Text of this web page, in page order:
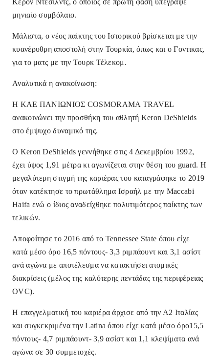
μηνιαίο συμβόλαιο.
Μάλιστα, ο νέος παίκτης του Ιστορικού βρίσκεται με την
κυανέρυθρη αποστολή στην Τουρκία, όπως και ο Γοντικας,
για το ματς με την Τουρκ Τέλεκομ.
Αναλυτικά η ανακοίνωση:
Η ΚΑΕ ΠΑΝΙΩΝΙΟΣ COSMORAMA TRAVEL
ανακοινώνει την προσθήκη του αθλητή Keron DeShields
στο έμψυχο δυναμικό της.
Ο Keron DeShields γεννήθηκε στις 4 Δεκεμβρίου 1992,
έχει ύψος 1,91 μέτρα κι αγωνίζεται στην θέση του guard. Η
μεγαλύτερη στιγμή της καριέρας του καταγράφηκε το 2019
όταν κατέκτησε το πρωτάθλημα Ισραήλ με την Maccabi
Haifa ενώ ο ίδιος αναδείχθηκε πολυτιμότερος παίκτης των
τελικών.
Αποφοίτησε το 2016 από το Tennessee State όπου είχε
κατά μέσο όρο 16,5 πόντους- 3,3 ριμπάουντ και 3,1 ασίστ
ανά αγώνα με αποτέλεσμα να κατακτήσει ατομικές
διακρίσεις (μέλος της καλύτερης πεντάδας της περιφέρειας
OVC).
Η επαγγελματική του καριέρα άρχισε από την Α2 Ιταλίας
και συγκεκριμένα την Latina όπου είχε κατά μέσο όρο15,5
πόντους- 4,7 ριμπάουντ- 3,9 ασίστ και 1,1 κλεψίματα ανά
αγώνα σε 30 συμμετοχές.